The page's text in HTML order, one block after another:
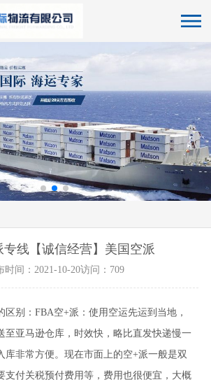
专线【诚信经营】美国空派
时间：2021-10-20访问：709
区别：FBA空+派：使用空运先运到当地，
至亚马逊仓库，时效快，略比直发快递慢一
库非常方便。现在市面上的空+派一般是双
支付关税预付费用等，费用也很便宜，大概